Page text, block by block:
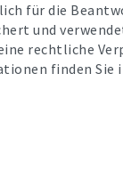
für die
und
rechtliche
finden Sie